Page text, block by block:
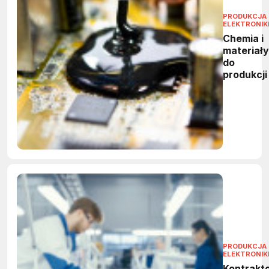
PRODUKCJA
ELEKTRONIKI
Chemia i
materiały
do
produkcji
PRODUKCJA
ELEKTRONIKI